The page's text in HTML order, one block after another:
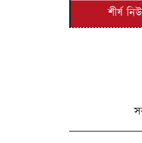
শীর্ষ